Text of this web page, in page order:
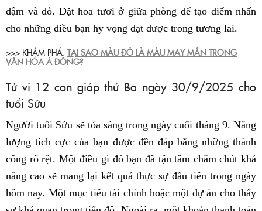
đậm và đỏ. Đặt hoa tươi ở giữa phòng để tạo điểm nhấn
cho những điều bạn hy vọng đạt được trong tương lai.
>>> KHÁM PHÁ: TẠI SAO MÀU ĐỎ LÀ MÀU MAY MẮN TRONG
VĂN HÓA Á ĐÔNG?
Tử vi 12 con giáp thứ Ba ngày 30/9/2025 cho
tuổi Sửu
Người tuổi Sửu sẽ tỏa sáng trong ngày cuối tháng 9. Năng
lượng tích cực của bạn được đền đáp bằng những thành
công rõ rệt. Một điều gì đó bạn đã tận tâm chăm chút khả
năng cao sẽ mang lại kết quả thực sự đầu tiên trong ngày
hôm nay. Một mục tiêu tài chính hoặc một dự án cho thấy